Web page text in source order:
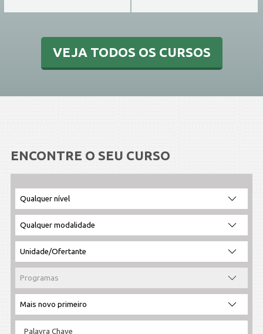
VEJA TODOS OS CURSOS
ENCONTRE O SEU CURSO
Filtrar
por
nível:
Filtrar
por
modalidade:
Selecione
unidade:
Ordenar
por: